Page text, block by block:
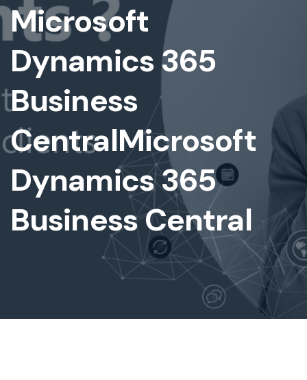
Microsoft
Dynamics 365
Business
CentralMicrosoft
Dynamics 365
Business Central